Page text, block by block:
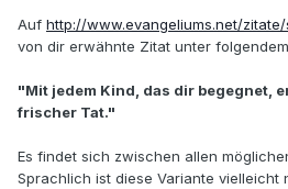
Auf http://www.evangeliums.net/
von dir erwähnte Zitat unter
"Mit jedem Kind, das dir begegnet,
frischer Tat."
Es findet sich zwischen allen
Sprachlich ist diese Variante vielleicht